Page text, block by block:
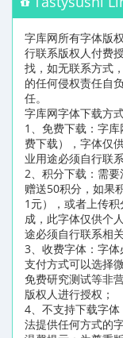
字库网所有字体版
行联系版权人付费
找，如无联系方式
的任何侵权责任自
任。
字库网字体下载方
1、免费下载：字
费下载），字体仅
业用途必须自行联
2、积分下载：需
赠送50积分，如果
1元），或者上传
成，此字体仅供个
途必须自行联系相
3、收费字体：字体
支付方式可以选择
免费研究测试等非
版权人进行授权；
4、不支持下载字
法提供任何方式的